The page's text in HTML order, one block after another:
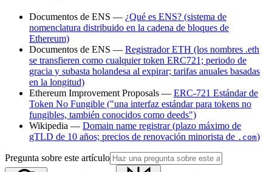
Documentos de ENS — ¿Qué es ENS? (sistema de
nomenclatura distribuido en la cadena de bloques de
Ethereum)
Documentos de ENS — Registrador ETH (los nombres .eth
se transfieren como cualquier token ERC721; periodo de
gracia y subasta holandesa al expirar; tarifas anuales basadas
en la longitud)
Ethereum Improvement Proposals — ERC-721 Estándar de
Token No Fungible ("una interfaz estándar para tokens no
fungibles, también conocidos como deeds")
Wikipedia — Domain name registrar (plazo máximo de
gTLD de 10 años; precios de renovación minorista de .com)
Pregunta sobre este artículo